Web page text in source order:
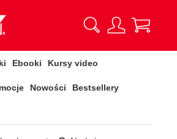
Ebooki Kursy video
Nowości Bestsellery